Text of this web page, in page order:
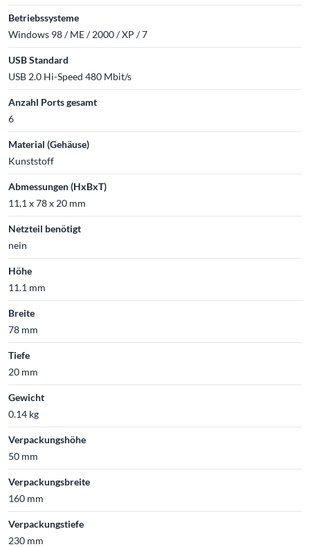
Betriebssysteme
Windows 98 / ME / 2000 / XP / 7
USB Standard
USB 2.0 Hi-Speed 480 Mbit/s
Anzahl Ports gesamt
6
Material (Gehäuse)
Kunststoff
Abmessungen (HxBxT)
11,1 x 78 x 20 mm
Netzteil benötigt
nein
Höhe
11.1 mm
Breite
78 mm
Tiefe
20 mm
Gewicht
0.14 kg
Verpackungshöhe
50 mm
Verpackungsbreite
160 mm
Verpackungstiefe
230 mm